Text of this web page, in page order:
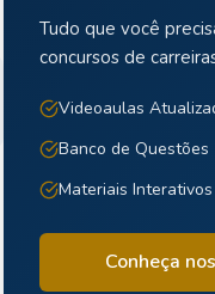
Tudo que você
concursos de
Videoaulas
Banco de Questões
Materiais Interativos
Conheça